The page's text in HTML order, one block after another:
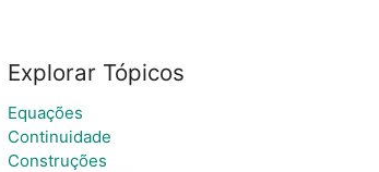
Explorar Tópicos
Equações
Continuidade
Construções